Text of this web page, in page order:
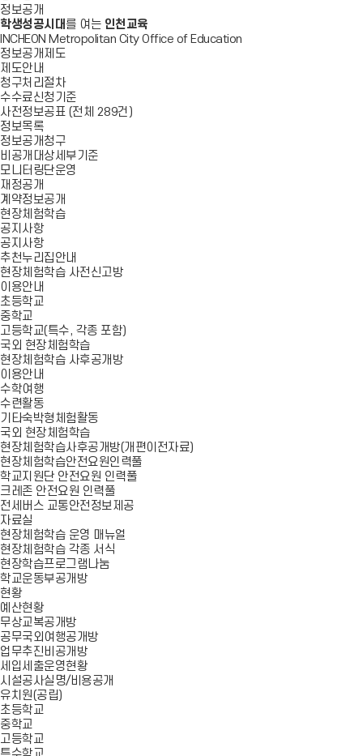
정보공개
학생성공시대 를 여는 인천교육
INCHEON Metropolitan City Office of Education
정보공개제도
제도안내
청구처리절차
수수료신청기준
사전정보공표 (전체 289건)
정보목록
정보공개청구
비공개대상세부기준
모니터링단운영
재정공개
계약정보공개
현장체험학습
공지사항
공지사항
추천누리집안내
현장체험학습 사전신고방
이용안내
초등학교
중학교
고등학교(특수, 각종 포함)
국외 현장체험학습
현장체험학습 사후공개방
이용안내
수학여행
수련활동
기타숙박형체험활동
국외 현장체험학습
현장체험학습사후공개방(개편이전자료)
현장체험학습안전요원인력풀
학교지원단 안전요원 인력풀
크레존 안전요원 인력풀
전세버스 교통안전정보제공
자료실
현장체험학습 운영 매뉴얼
현장체험학습 각종 서식
현장학습프로그램나눔
학교운동부공개방
현황
예산현황
무상교복공개방
공무국외여행공개방
업무추진비공개방
세입세출운영현황
시설공사실명/비용공개
유치원(공립)
초등학교
중학교
고등학교